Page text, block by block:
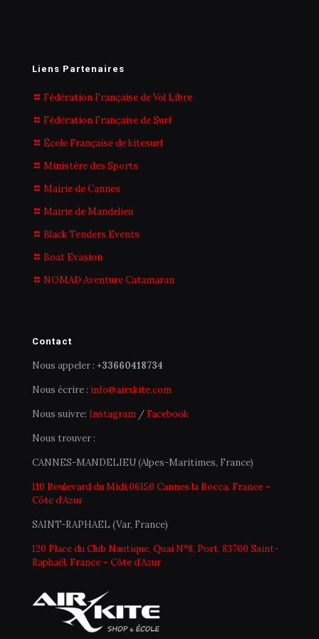
Liens Partenaires
Fédération Française de Vol Libre
Fédération Française de Surf
École Française de kitesurf
Ministère des Sports
Mairie de Cannes
Mairie de Mandelieu
Black Tenders Events
Boat Evasion
NOMAD Aventure Catamaran
Contact
Nous appeler : +33660418734
Nous écrire : info@airxkite.com
Nous suivre: Instagram / Facebook
Nous trouver :
CANNES-MANDELIEU (Alpes-Maritimes, France)
110 Boulevard du Midi,06150 Cannes la Bocca, France –
Côte d’Azur
SAINT-RAPHAEL (Var, France)
120 Place du Club Nautique, Quai N°8, Port, 83700 Saint-
Raphaël, France – Côte d’Azur